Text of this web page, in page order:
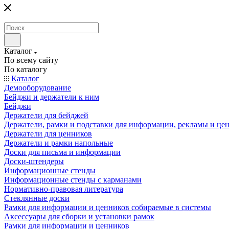
Каталог
По всему сайту
По каталогу
Каталог
Демооборудование
Бейджи и держатели к ним
Бейджи
Держатели для бейджей
Держатели, рамки и подставки для информации, рекламы и
Держатели для ценников
Держатели и рамки напольные
Доски для письма и информации
Доски-штендеры
Информационные стенды
Информационные стенды с карманами
Нормативно-правовая литература
Стеклянные доски
Рамки для информации и ценников собираемые в системы
Аксессуары для сборки и установки рамок
Рамки для информации и ценников